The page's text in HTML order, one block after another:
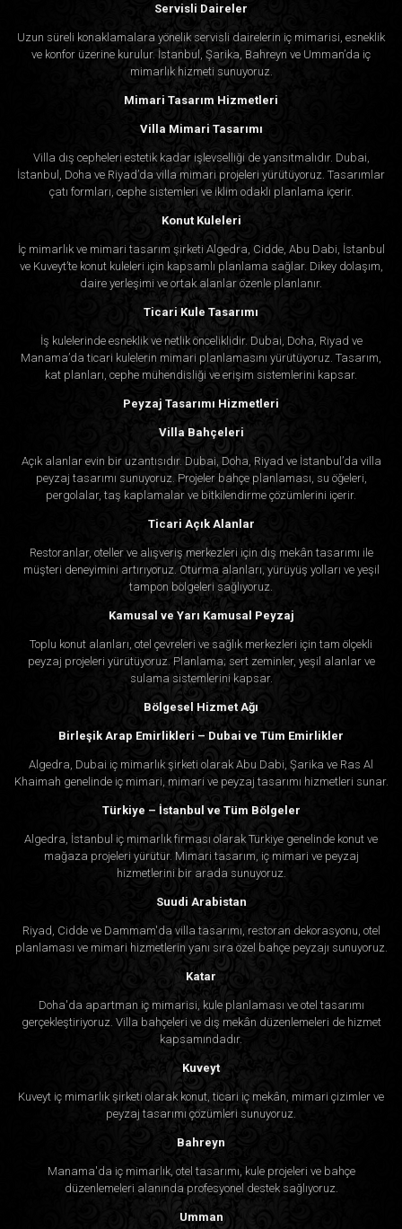
Servisli Daireler
Uzun süreli konaklamalara yönelik servisli dairelerin iç mimarisi, esneklik
ve konfor üzerine kurulur. İstanbul, Şarika, Bahreyn ve Umman’da iç
mimarlık hizmeti sunuyoruz.
Mimari Tasarım Hizmetleri
Villa Mimari Tasarımı
Villa dış cepheleri estetik kadar işlevselliği de yansıtmalıdır. Dubai,
İstanbul, Doha ve Riyad’da villa mimari projeleri yürütüyoruz. Tasarımlar
çatı formları, cephe sistemleri ve iklim odaklı planlama içerir.
Konut Kuleleri
İç mimarlık ve mimari tasarım şirketi Algedra, Cidde, Abu Dabi, İstanbul
ve Kuveyt’te konut kuleleri için kapsamlı planlama sağlar. Dikey dolaşım,
daire yerleşimi ve ortak alanlar özenle planlanır.
Ticari Kule Tasarımı
İş kulelerinde esneklik ve netlik önceliklidir. Dubai, Doha, Riyad ve
Manama’da ticari kulelerin mimari planlamasını yürütüyoruz. Tasarım,
kat planları, cephe mühendisliği ve erişim sistemlerini kapsar.
Peyzaj Tasarımı Hizmetleri
Villa Bahçeleri
Açık alanlar evin bir uzantısıdır. Dubai, Doha, Riyad ve İstanbul’da villa
peyzaj tasarımı sunuyoruz. Projeler bahçe planlaması, su öğeleri,
pergolalar, taş kaplamalar ve bitkilendirme çözümlerini içerir.
Ticari Açık Alanlar
Restoranlar, oteller ve alışveriş merkezleri için dış mekân tasarımı ile
müşteri deneyimini artırıyoruz. Oturma alanları, yürüyüş yolları ve yeşil
tampon bölgeleri sağlıyoruz.
Kamusal ve Yarı Kamusal Peyzaj
Toplu konut alanları, otel çevreleri ve sağlık merkezleri için tam ölçekli
peyzaj projeleri yürütüyoruz. Planlama; sert zeminler, yeşil alanlar ve
sulama sistemlerini kapsar.
Bölgesel Hizmet Ağı
Birleşik Arap Emirlikleri – Dubai ve Tüm Emirlikler
Algedra, Dubai iç mimarlık şirketi olarak Abu Dabi, Şarika ve Ras Al
Khaimah genelinde iç mimari, mimari ve peyzaj tasarımı hizmetleri sunar.
Türkiye – İstanbul ve Tüm Bölgeler
Algedra, İstanbul iç mimarlık firması olarak Türkiye genelinde konut ve
mağaza projeleri yürütür. Mimari tasarım, iç mimari ve peyzaj
hizmetlerini bir arada sunuyoruz.
Suudi Arabistan
Riyad, Cidde ve Dammam'da villa tasarımı, restoran dekorasyonu, otel
planlaması ve mimari hizmetlerin yanı sıra özel bahçe peyzajı sunuyoruz.
Katar
Doha'da apartman iç mimarisi, kule planlaması ve otel tasarımı
gerçekleştiriyoruz. Villa bahçeleri ve dış mekân düzenlemeleri de hizmet
kapsamındadır.
Kuveyt
Kuveyt iç mimarlık şirketi olarak konut, ticari iç mekân, mimari çizimler ve
peyzaj tasarımı çözümleri sunuyoruz.
Bahreyn
Manama'da iç mimarlık, otel tasarımı, kule projeleri ve bahçe
düzenlemeleri alanında profesyonel destek sağlıyoruz.
Umman